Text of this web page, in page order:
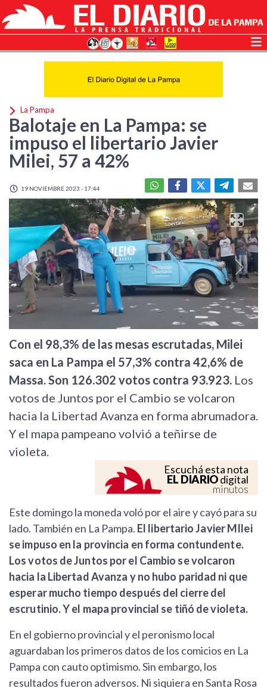
La Pampa
Balotaje en La Pampa: se
impuso el libertario Javier
Milei, 57 a 42%
19 NOVIEMBRE 2023 - 17:44
Previous Next
Con el 98,3% de las mesas escrutadas, Milei
saca en La Pampa el 57,3% contra 42,6% de
Massa. Son 126.302 votos contra 93.923. Los
votos de Juntos por el Cambio se volcaron
hacia la Libertad Avanza en forma abrumadora.
Y el mapa pampeano volvió a teñirse de
violeta.
Escuchá esta nota
EL DIARIOdigital
minutos
Este domingo la moneda voló por el aire y cayó para su
lado. También en La Pampa. El libertario Javier MIlei
se impuso en la provincia en forma contundente.
Los votos de Juntos por el Cambio se volcaron
hacia la Libertad Avanza y no hubo paridad ni que
esperar mucho tiempo después del cierre del
escrutinio. Y el mapa provincial se tiñó de violeta.
En el gobierno provincial y el peronismo local
aguardaban los primeros datos de los comicios en La
Pampa con cauto optimismo. Sin embargo, los
resultados fueron adversos. Ni siquiera en Santa Rosa